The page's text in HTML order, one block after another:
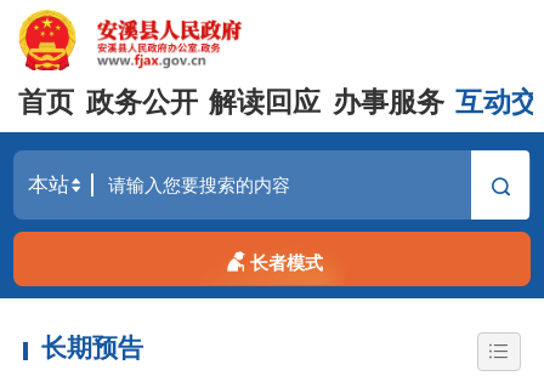
首页 政务公开 解读回应 办事服务 互动
长者模式
长期预告